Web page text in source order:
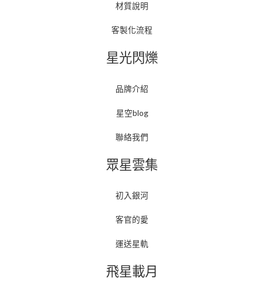
材質說明
客製化流程
星光閃爍
品牌介紹
星空blog
聯絡我們
眾星雲集
初入銀河
客官的愛
運送星軌
飛星載月